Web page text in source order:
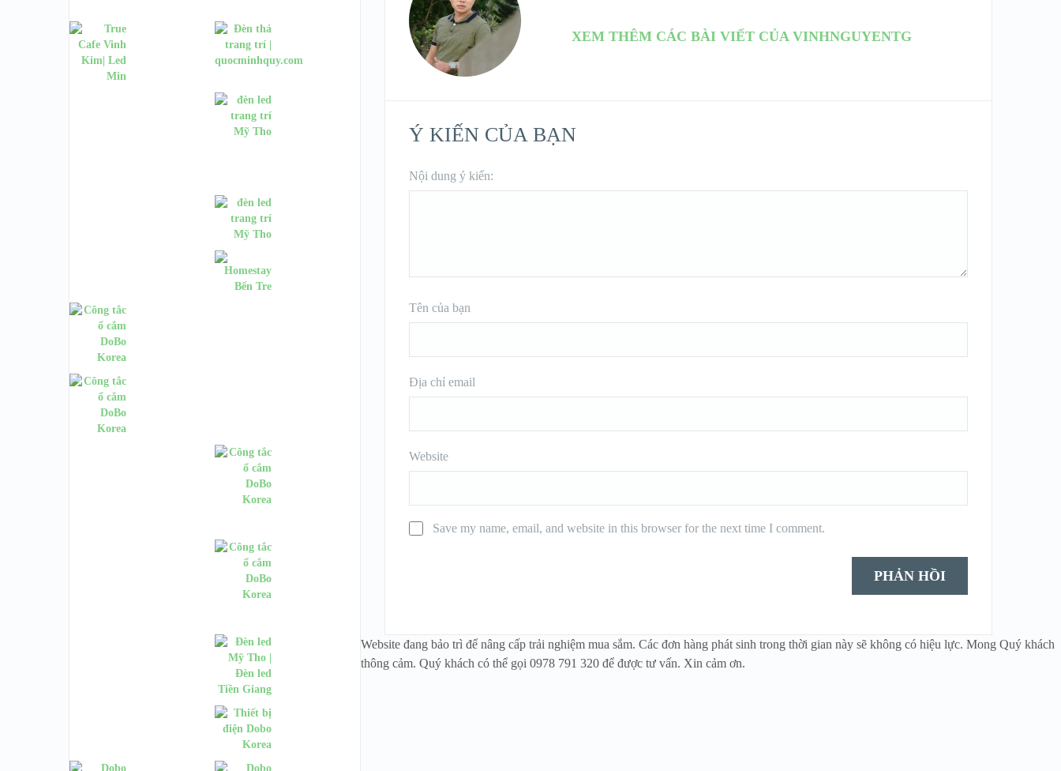
XEM THÊM CÁC BÀI VIẾT CỦA VINHNGUYENTG
Ý KIẾN CỦA BẠN
Nội dung ý kiến:
Tên của bạn
Địa chỉ email
Website
Save my name, email, and website in this browser for the next time I comment.
Website đang bảo trì để nâng cấp trải nghiệm mua sắm. Các đơn hàng phát sinh trong thời gian này sẽ không có hiệu lực. Mong Quý khách
thông cảm. Quý khách có thể gọi 0978 791 320 để được tư vấn. Xin cảm ơn.